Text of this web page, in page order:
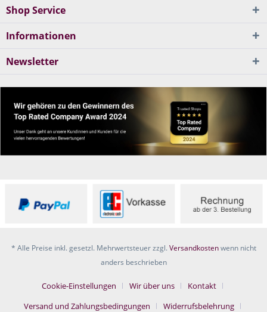
Shop Service
Informationen
Newsletter
* Alle Preise inkl. gesetzl. Mehrwertsteuer zzgl.Versandkostenwenn nicht
anders beschrieben
Cookie-Einstellungen Wir über uns
Kontakt
Versand und Zahlungsbedingungen
Widerrufsbelehrung